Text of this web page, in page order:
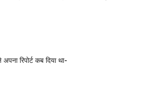
रिपोर्ट कब दिया था-